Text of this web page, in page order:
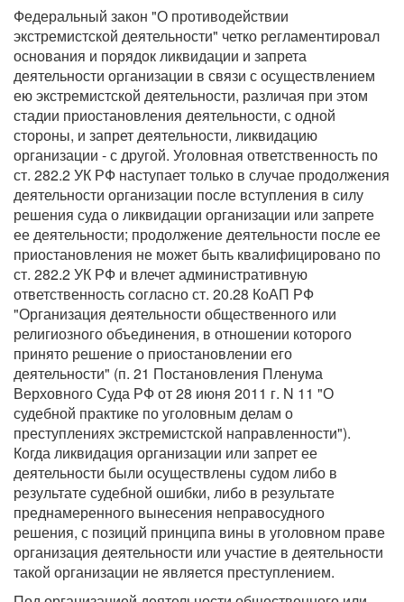
Федеральный закон "О противодействии
экстремистской деятельности" четко регламентировал
основания и порядок ликвидации и запрета
деятельности организации в связи с осуществлением
ею экстремистской деятельности, различая при этом
стадии приостановления деятельности, с одной
стороны, и запрет деятельности, ликвидацию
организации - с другой. Уголовная ответственность по
ст. 282.2 УК РФ наступает только в случае продолжения
деятельности организации после вступления в силу
решения суда о ликвидации организации или запрете
ее деятельности; продолжение деятельности после ее
приостановления не может быть квалифицировано по
ст. 282.2 УК РФ и влечет административную
ответственность согласно ст. 20.28 КоАП РФ
"Организация деятельности общественного или
религиозного объединения, в отношении которого
принято решение о приостановлении его
деятельности" (п. 21 Постановления Пленума
Верховного Суда РФ от 28 июня 2011 г. N 11 "О
судебной практике по уголовным делам о
преступлениях экстремистской направленности").
Когда ликвидация организации или запрет ее
деятельности были осуществлены судом либо в
результате судебной ошибки, либо в результате
преднамеренного вынесения неправосудного
решения, с позиций принципа вины в уголовном праве
организация деятельности или участие в деятельности
такой организации не является преступлением.